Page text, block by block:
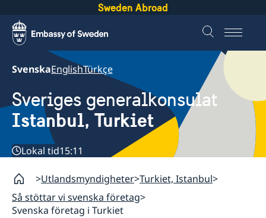
Sweden Abroad
SvenskaEnglishTürkçe
Sveriges generalkonsulat
Istanbul, Turkiet
Lokal tid15:11
Utlandsmyndigheter Turkiet, Istanbul
Så stöttar vi svenska företag
Svenska företag i Turkiet